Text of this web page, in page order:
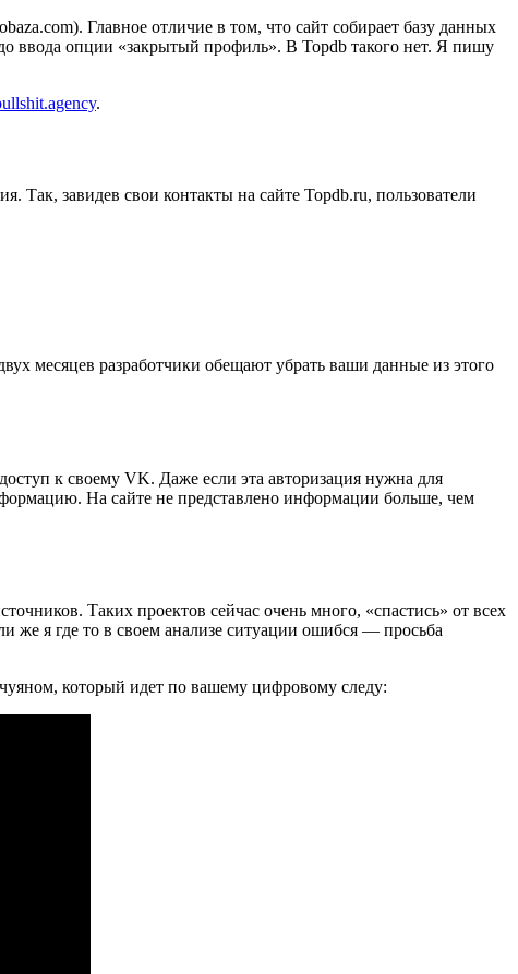
Главное отличие в том, что сайт собирает базу данных
ввода опции «закрытый профиль». В Topdb такого нет. Я пишу
.
Так, завидев свои контакты на сайте Topdb.ru, пользователи
месяцев разработчики обещают убрать ваши данные из этого
к своему VK. Даже если эта авторизация нужна для
На сайте не представлено информации больше, чем
Таких проектов сейчас очень много, «спастись» от всех
же я где то в своем анализе ситуации ошибся — просьба
который идет по вашему цифровому следу: